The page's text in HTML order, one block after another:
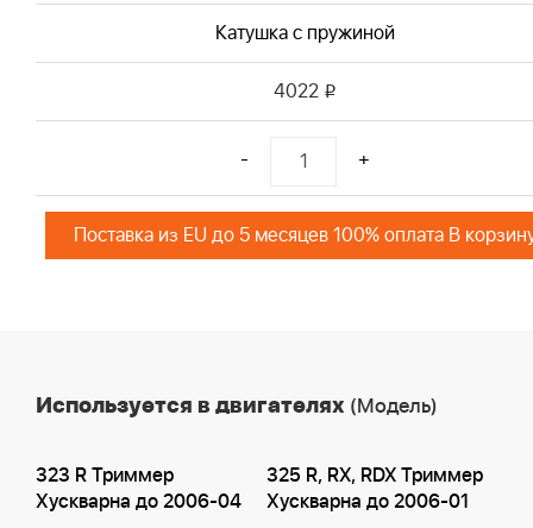
Катушка с пружиной
4022 i
- +
Поставка из EU до 5 месяцев 100% оплата В
Используется в двигателях (Модель)
323 R Триммер
Хускварна до 2006-04
325 R, RX, RDX Триммер
Хускварна до 2006-01